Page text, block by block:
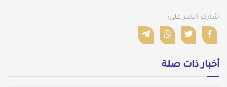
شارك الخبر على:
أخبار ذات صلة